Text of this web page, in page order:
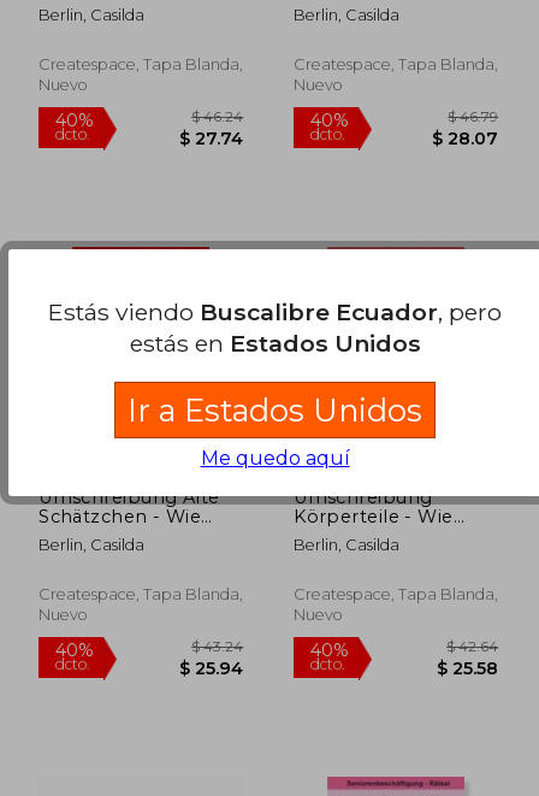
$ 42.64
$ 25.58
45%
dcto.
heißt das gesuchte
Wort?:
Rätsel (en Alemán)
Berlin, Casilda
Createspace, Tapa Blanda,
Nuevo
Ausmalbuch für
Senioren - Anfänger -
Berlin, Casilda
Createspace, Tapa Blanda,
Nuevo
Umschreibung Alte
Schätzchen - Wie
heißt das gesuchte
Wort?:
Rätsel (en Alemán)
Berlin, Casilda
Createspace, Tapa Blanda,
Nuevo
Umschreibung
Körperteile - Wie
heißt das gesuchte
Wort?:
Rätsel (en Alemán)
Berlin, Casilda
Createspace, Tapa Blanda,
Nuevo
Estás viendo Buscalibre Ecuador, pero
estás en Estados Unidos
Ir a Estados Unidos
Me quedo aquí